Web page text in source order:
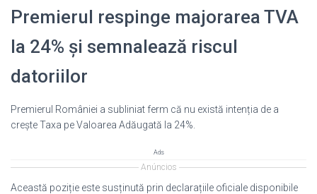
Premierul respinge majorarea TVA
la 24% și semnalează riscul
datoriilor
Premierul României a subliniat ferm că nu există intenția de a
crește Taxa pe Valoarea Adăugată la 24%.
Ads
Anúncios
Această poziție este susținută prin declarațiile oficiale disponibile